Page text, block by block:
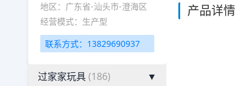
地区：广东省-汕头市-澄海区
经营模式：生产型
联系方式：13829690937
过家家玩具(186)
▼
产品详情